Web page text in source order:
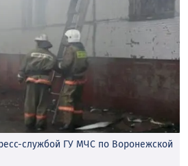
службой ГУ МЧС по Воронежской